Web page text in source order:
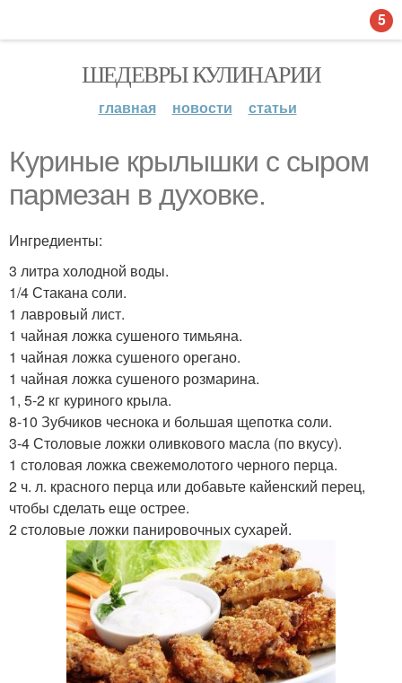
ШЕДЕВРЫ КУЛИНАРИИ
главная новости статьи
Куриные крылышки с сыром
пармезан в духовке.
Ингредиенты:
3 литра холодной воды.
1/4 Стакана соли.
1 лавровый лист.
1 чайная ложка сушеного тимьяна.
1 чайная ложка сушеного орегано.
1 чайная ложка сушеного розмарина.
1, 5-2 кг куриного крыла.
8-10 Зубчиков чеснока и большая щепотка соли.
3-4 Столовые ложки оливкового масла (по вкусу).
1 столовая ложка свежемолотого черного перца.
2 ч. л. красного перца или добавьте кайенский перец,
чтобы сделать еще острее.
2 столовые ложки панировочных сухарей.
5